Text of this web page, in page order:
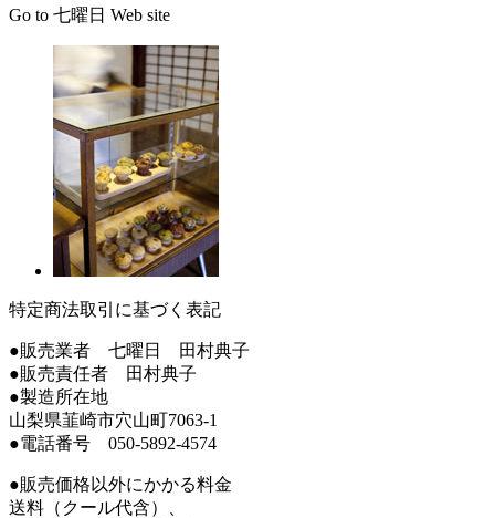
Go to 七曜日 Web site
特定商法取引に基づく表記
●販売業者 七曜日 田村典子
●販売責任者 田村典子
●製造所在地
山梨県韮崎市穴山町7063-1
●電話番号 050-5892-4574
●販売価格以外にかかる料金
送料（クール代含）、